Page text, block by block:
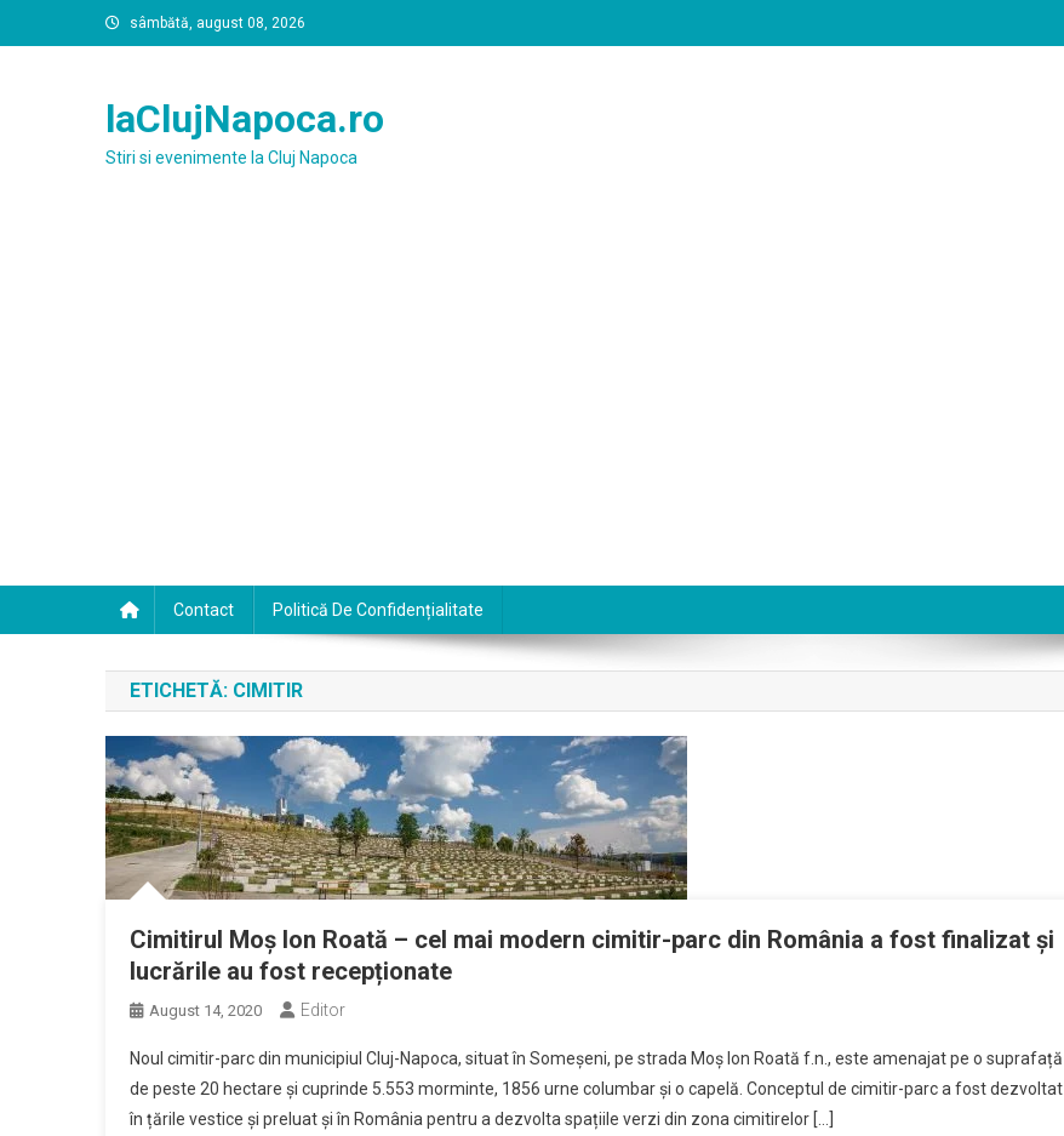
to
sâmbătă, august 08, 2026
laClujNapoca.ro
Stiri si evenimente la Cluj Napoca
Contact Politică De Confidențialitate
ETICHETĂ: CIMITIR
Cimitirul Moș Ion Roată – cel mai modern cimitir-parc din România a fost finalizat și
lucrările au fost recepționate
August 14, 2020 Editor
Noul cimitir-parc din municipiul Cluj-Napoca, situat în Someșeni, pe strada Moș Ion Roată f.n., este amenajat pe o suprafață
de peste 20 hectare și cuprinde 5.553 morminte, 1856 urne columbar și o capelă. Conceptul de cimitir-parc a fost dezvoltat
în țările vestice și preluat și în România pentru a dezvolta spațiile verzi din zona cimitirelor […]